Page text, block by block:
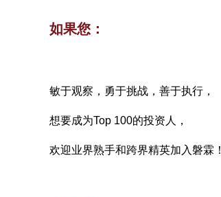
如果您：
敏于观察，勇于挑战，善于执行，
想要成为Top 100的投资人，
欢迎业界熟手和跨界精英加入磐霖！